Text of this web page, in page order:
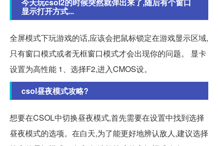
今天玩csol2的时候突然就弹出来了,随后有个窗口
显示打开方式...
全屏模式下玩游戏的话,应该会把鼠标锁定在游戏显示区域,
只有窗口模式或者无框窗口模式才会出现你的问题。 显卡
设置为高性能 1、选择F2,进入CMOS设。
csol昼夜模式攻略?
想要在CSOL中切换昼夜模式,首先需要在设置中找到选择
昼夜模式的选项。在白天,为了能更好地辨认敌人,建议选择